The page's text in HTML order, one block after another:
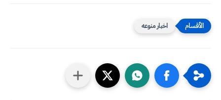
اخبار منوعه